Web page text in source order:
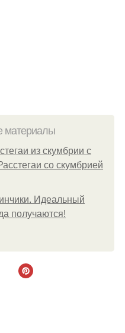
материалы
из скумбрии с
со скумбрией
Идеальный
получаются!